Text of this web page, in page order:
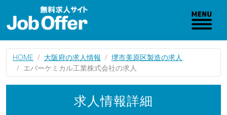
HOME 大阪府の求人情報
堺市美原区製造の求人
エバーケミカル工業株式会社の求人
求人情報詳細